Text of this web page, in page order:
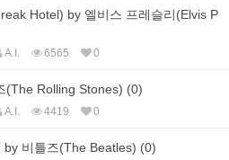
Hotel) by 엘비스 프레슬리(Elvis P
A.I. 6565 0
(The Rolling Stones) (0)
A.I. 4419 0
비틀즈(The Beatles) (0)